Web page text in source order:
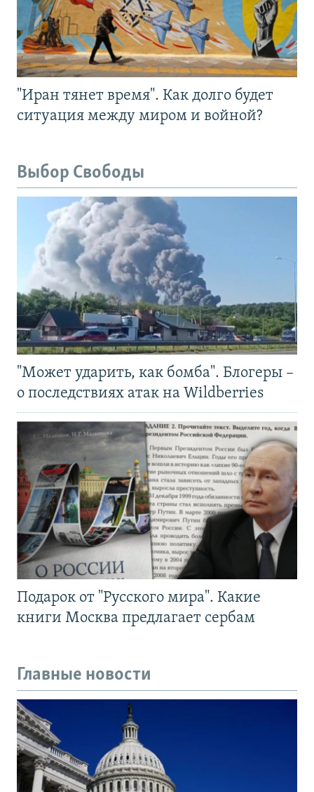
"Иран тянет время". Как долго будет
ситуация между миром и войной?
Выбор Свободы
"Может ударить, как бомба". Блогеры –
о последствиях атак на Wildberries
Подарок от "Русского мира". Какие
книги Москва предлагает сербам
Главные новости